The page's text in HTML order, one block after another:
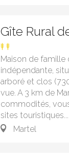
Gîte Rural
Maison de
indépendante,
arboré et clos
vue. A 3 km de
commodités,
sites touristiques...
Martel